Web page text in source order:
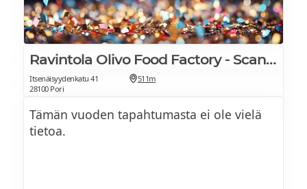
Ravintola Olivo Food Factory - Scandic Pori
Itsenäisyydenkatu 41
28100 Pori
511m
Tämän vuoden tapahtumasta ei ole vielä
tietoa.